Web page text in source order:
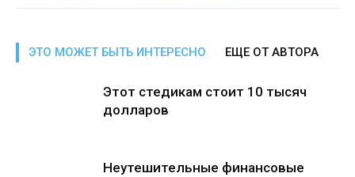
ЭТО МОЖЕТ БЫТЬ ИНТЕРЕСНО ЕЩЕ ОТ АВТОРА
Этот стедикам стоит 10 тысяч
долларов
Неутешительные финансовые